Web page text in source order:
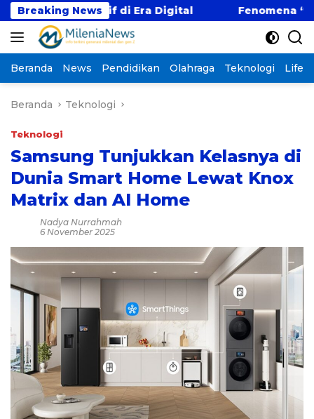
Langsung
ke
konten
Breaking News
di Era Digital Fenomena “Kabur Aja
Beranda News Pendidikan Olahraga Teknologi
Beranda Teknologi
Teknologi
Samsung Tunjukkan Kelasnya di
Dunia Smart Home Lewat Knox
Matrix dan AI Home
Nadya Nurrahmah
6 November 2025